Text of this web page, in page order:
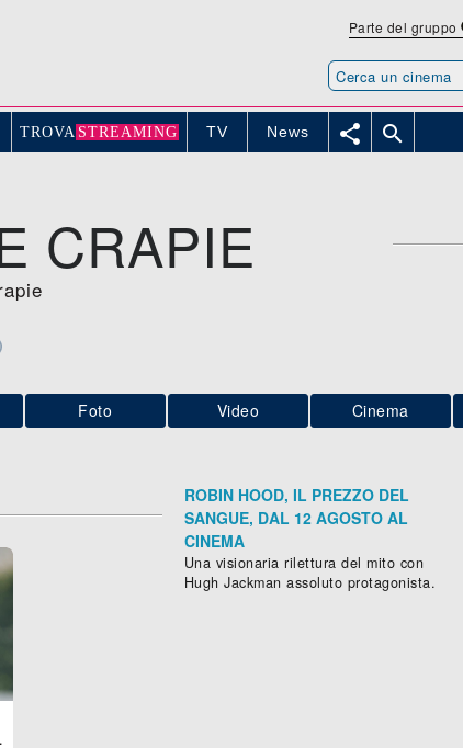
Parte del gruppo
TROVA STREAMING TV News  
CRAPIE
Foto Video Cinema
ROBIN HOOD, IL PREZZO DEL
SANGUE, DAL 12 AGOSTO AL
CINEMA
Una visionaria rilettura del mito con
Hugh Jackman assoluto protagonista.